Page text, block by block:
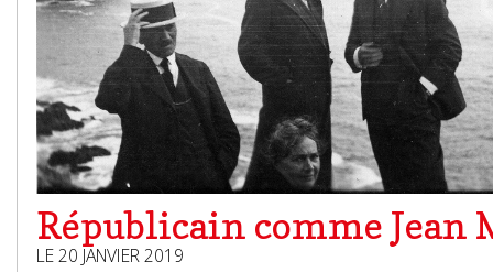
Républicain comme Jean
LE 20 JANVIER 2019